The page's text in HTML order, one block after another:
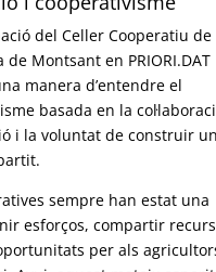
del Celler Cooperatiu de
de Montsant en PRIORI.DAT
manera d’entendre el
basada en la
i la voluntat de construir un
sempre han estat una
esforços, compartir
per als